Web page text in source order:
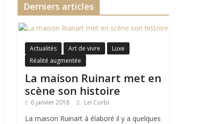
Derniers articles
Actualités Art de vivre
Luxe
Réalité augmentée
La maison Ruinart met en
scène son histoire
6 janvier 2018 Leï Corbi
La maison Ruinart à élaboré il y a quelques